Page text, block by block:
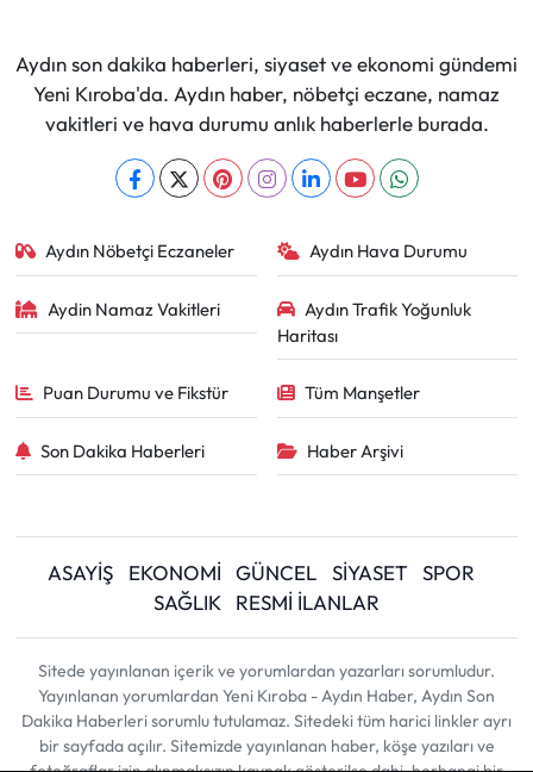
Aydın son dakika haberleri, siyaset ve ekonomi gündemi
Yeni Kıroba'da. Aydın haber, nöbetçi eczane, namaz
vakitleri ve hava durumu anlık haberlerle burada.
Aydın Nöbetçi Eczaneler Aydın Hava Durumu
Aydin Namaz Vakitleri
Aydın Trafik Yoğunluk
Haritası
Puan Durumu ve Fikstür Tüm Manşetler
Son Dakika Haberleri Haber Arşivi
ASAYİŞ EKONOMİ GÜNCEL SİYASET
SPOR
SAĞLIK
RESMİ İLANLAR
Sitede yayınlanan içerik ve yorumlardan yazarları sorumludur.
Yayınlanan yorumlardan Yeni Kıroba - Aydın Haber, Aydın Son
Dakika Haberleri sorumlu tutulamaz. Sitedeki tüm harici linkler ayrı
bir sayfada açılır. Sitemizde yayınlanan haber, köşe yazıları ve